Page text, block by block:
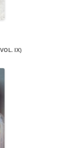
IX)